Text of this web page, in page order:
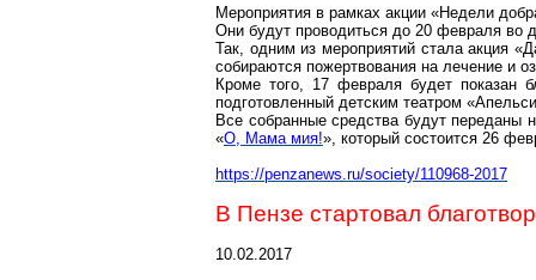
Мероприятия в рамках акции «Недели
Они будут проводиться до 20 февраля во
Так, одним из мероприятий стала акция
собираются пожертвования на лечение и
Кроме того, 17 февраля будет показан
подготовленный детским театром
Все собранные средства будут переданы
«О, Мама мия!», который состоится 26
https://penzanews.ru/society/110968-2017
В Пензе стартовал
10.02.2017